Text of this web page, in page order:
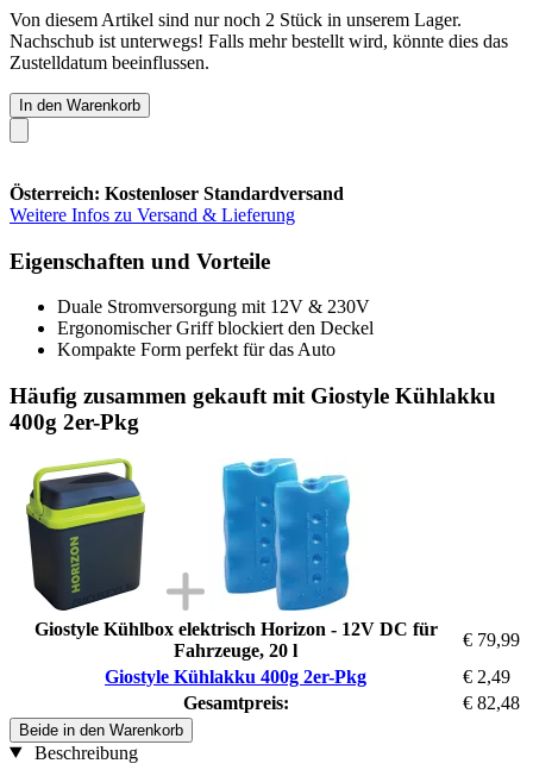
Von diesem Artikel sind nur noch 2 Stück in unserem Lager.
Nachschub ist unterwegs! Falls mehr bestellt wird, könnte dies das
Zustelldatum beeinflussen.
In den Warenkorb
Österreich: Kostenloser Standardversand
Weitere Infos zu Versand & Lieferung
Eigenschaften und Vorteile
Duale Stromversorgung mit 12V & 230V
Ergonomischer Griff blockiert den Deckel
Kompakte Form perfekt für das Auto
Häufig zusammen gekauft mit Giostyle Kühlakku
400g 2er-Pkg
Giostyle Kühlbox elektrisch Horizon - 12V DC für
Fahrzeuge, 20 l
€ 79,99
Giostyle Kühlakku 400g 2er-Pkg
€ 2,49
Gesamtpreis:
€ 82,48
Beide in den Warenkorb
Beschreibung